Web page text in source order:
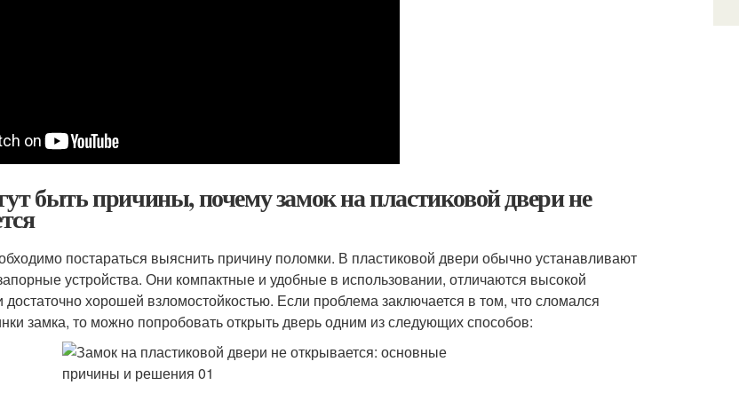
быть причины, почему замок на пластиковой двери не
постараться выяснить причину поломки. В пластиковой двери обычно устанавливают
устройства. Они компактные и удобные в использовании, отличаются высокой
достаточно хорошей взломостойкостью. Если проблема заключается в том, что сломался
замка, то можно попробовать открыть дверь одним из следующих способов: